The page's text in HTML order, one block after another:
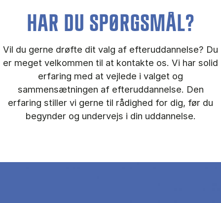
HAR DU SPØRGSMÅL?
Vil du gerne drøfte dit valg af efteruddannelse? Du
er meget velkommen til at kontakte os. Vi har solid
erfaring med at vejlede i valget og
sammensætningen af efteruddannelse. Den
erfaring stiller vi gerne til rådighed for dig, før du
begynder og undervejs i din uddannelse.